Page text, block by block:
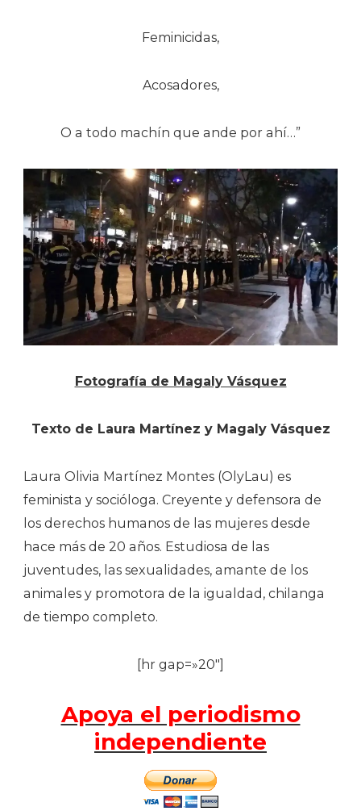
Feminicidas,
Acosadores,
O a todo machín que ande por ahí…”
Fotografía de Magaly Vásquez
Texto de Laura Martínez y Magaly Vásquez
Laura Olivia Martínez Montes (OlyLau) es
feminista y socióloga. Creyente y defensora de
los derechos humanos de las mujeres desde
hace más de 20 años. Estudiosa de las
juventudes, las sexualidades, amante de los
animales y promotora de la igualdad, chilanga
de tiempo completo.
[hr gap=»20″]
Apoya el periodismo
independiente